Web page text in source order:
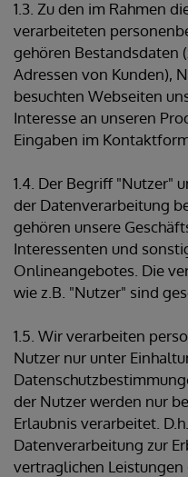
1.3. Zu den im Rahmen
verarbeiteten
gehören Bestandsdaten
Adressen von Kunden),
besuchten Webseiten
Interesse an unseren
Eingaben im
1.4. Der Begriff "Nutzer"
der Datenverarbeitung
gehören unsere
Interessenten und
Onlineangebotes. Die
wie z.B. "Nutzer" sind
1.5. Wir verarbeiten
Nutzer nur unter
der Nutzer werden nur
Erlaubnis verarbeitet.
Datenverarbeitung zur
vertraglichen Leistungen